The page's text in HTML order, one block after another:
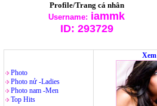
Profile/Trang cá nhân
Username: iammk
ID: 293729
Photo
Photo nử -Ladies
Photo nam -Men
Top Hits